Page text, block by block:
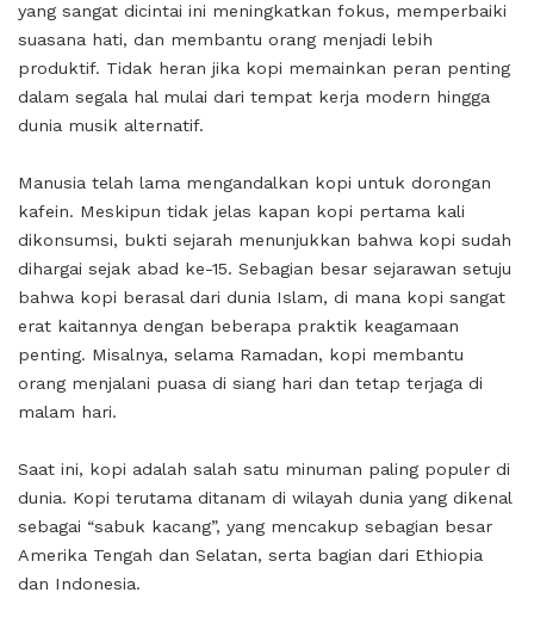
yang sangat dicintai ini meningkatkan fokus, memperbaiki
suasana hati, dan membantu orang menjadi lebih
produktif. Tidak heran jika kopi memainkan peran penting
dalam segala hal mulai dari tempat kerja modern hingga
dunia musik alternatif.
Manusia telah lama mengandalkan kopi untuk dorongan
kafein. Meskipun tidak jelas kapan kopi pertama kali
dikonsumsi, bukti sejarah menunjukkan bahwa kopi sudah
dihargai sejak abad ke-15. Sebagian besar sejarawan setuju
bahwa kopi berasal dari dunia Islam, di mana kopi sangat
erat kaitannya dengan beberapa praktik keagamaan
penting. Misalnya, selama Ramadan, kopi membantu
orang menjalani puasa di siang hari dan tetap terjaga di
malam hari.
Saat ini, kopi adalah salah satu minuman paling populer di
dunia. Kopi terutama ditanam di wilayah dunia yang dikenal
sebagai “sabuk kacang”, yang mencakup sebagian besar
Amerika Tengah dan Selatan, serta bagian dari Ethiopia
dan Indonesia.